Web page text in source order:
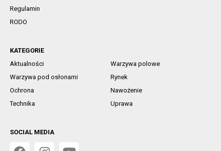
Regulamin
RODO
KATEGORIE
Aktualności
Warzywa polowe
Warzywa pod osłonami
Rynek
Ochrona
Nawożenie
Technika
Uprawa
SOCIAL MEDIA